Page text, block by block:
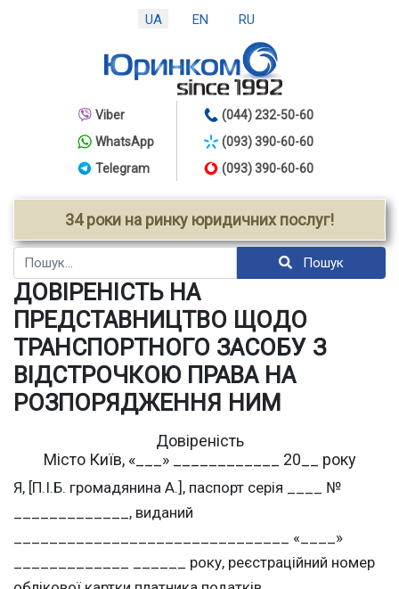
UA EN RU
Viber
WhatsApp
Telegram
(044) 232-50-60
(093) 390-60-60
(093) 390-60-60
34 роки на ринку юридичних послуг!
Пошук Пошук
ДОВІРЕНІСТЬ НА
ПРЕДСТАВНИЦТВО ЩОДО
ТРАНСПОРТНОГО ЗАСОБУ З
ВІДСТРОЧКОЮ ПРАВА НА
РОЗПОРЯДЖЕННЯ НИМ
Довіреність
Місто Київ, «___» ____________ 20__ року
Я, [П.І.Б. громадянина А.], паспорт серія ____ №
_____________, виданий
_______________________________ «____»
_____________ ______ року, реєстраційний номер